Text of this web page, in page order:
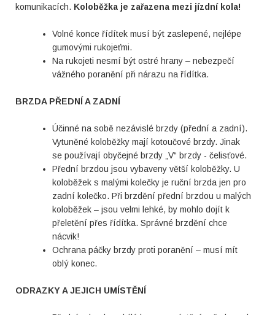
komunikacích. Koloběžka je zařazena mezi jízdní kola!
Volné konce řídítek musí být zaslepené, nejlépe
gumovými rukojeťmi.
Na rukojeti nesmí být ostré hrany – nebezpečí
vážného poranění při nárazu na řídítka.
BRZDA PŘEDNÍ A ZADNÍ
Účinné na sobě nezávislé brzdy (přední a zadní).
Vytuněné koloběžky mají kotoučové brzdy. Jinak
se používají obyčejné brzdy „V“ brzdy - čelisťové.
Přední brzdou jsou vybaveny větší koloběžky. U
koloběžek s malými kolečky je ruční brzda jen pro
zadní kolečko. Při brzdění přední brzdou u malých
koloběžek – jsou velmi lehké, by mohlo dojít k
přeletění přes řídítka. Správné brzdění chce
nácvik!
Ochrana páčky brzdy proti poranění – musí mít
oblý konec.
ODRAZKY A JEJICH UMÍSTĚNÍ